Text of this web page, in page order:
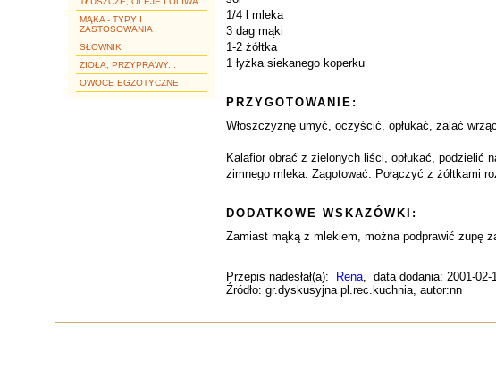
MĄKA - TYPY I
ZASTOSOWANIA
SŁOWNIK
ZIOŁA, PRZYPRAWY...
OWOCE EGZOTYCZNE
1/4 l mleka
3 dag mąki
1-2 żółtka
1 łyżka siekanego koperku
PRZYGOTOWANIE:
Włoszczyznę umyć, oczyścić, opłukać, zalać
Kalafior obrać z zielonych liści, opłukać, podzielić
zimnego mleka. Zagotować. Połączyć z żółtkami
DODATKOWE WSKAZÓWKI:
Zamiast mąką z mlekiem, można podprawić zupę
Przepis nadesłał(a): Rena, data dodania: 2001-02-
Źródło: gr.dyskusyjna pl.rec.kuchnia, autor:nn